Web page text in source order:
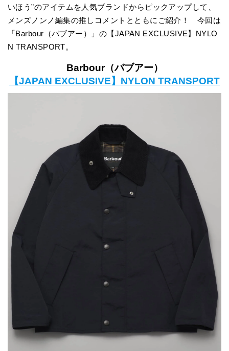
いほう”のアイテムを人気ブランドからピックアップして、
メンズノンノ編集の推しコメントとともにご紹介！ 今回は
「Barbour（バブアー）」の【JAPAN EXCLUSIVE】NYLO
N TRANSPORT。
Barbour（バブアー）
【JAPAN EXCLUSIVE】NYLON TRANSPORT